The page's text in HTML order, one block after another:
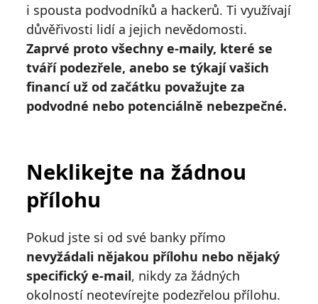
i spousta podvodníků a hackerů. Ti využívají
důvěřivosti lidí a jejich nevědomosti.
Zaprvé proto všechny e-maily, které se
tváří podezřele, anebo se týkají vašich
financí už od začátku považujte za
podvodné nebo potenciálně nebezpečné.
Neklikejte na žádnou
přílohu
Pokud jste si od své banky přímo
nevyžádali nějakou přílohu nebo nějaký
specifický e-mail, nikdy za žádných
okolností neotevírejte podezřelou přílohu.